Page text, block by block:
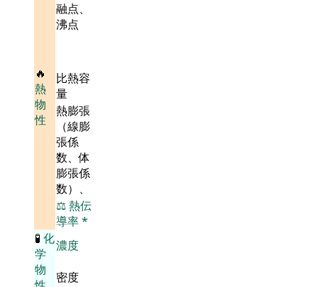
🔥
熱
物
性
融点、
沸点
比熱容
量
熱膨張
（線膨
張係
数、体
膨張係
数）、
⚖️熱伝
導率*
🧪 化
学
物
濃度
密度